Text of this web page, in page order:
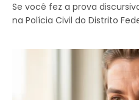
Se você fez a prova
na Polícia Civil do Distrito